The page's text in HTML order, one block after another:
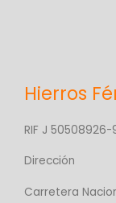
Hierros
RIF J 50508926-
Dirección
Carretera